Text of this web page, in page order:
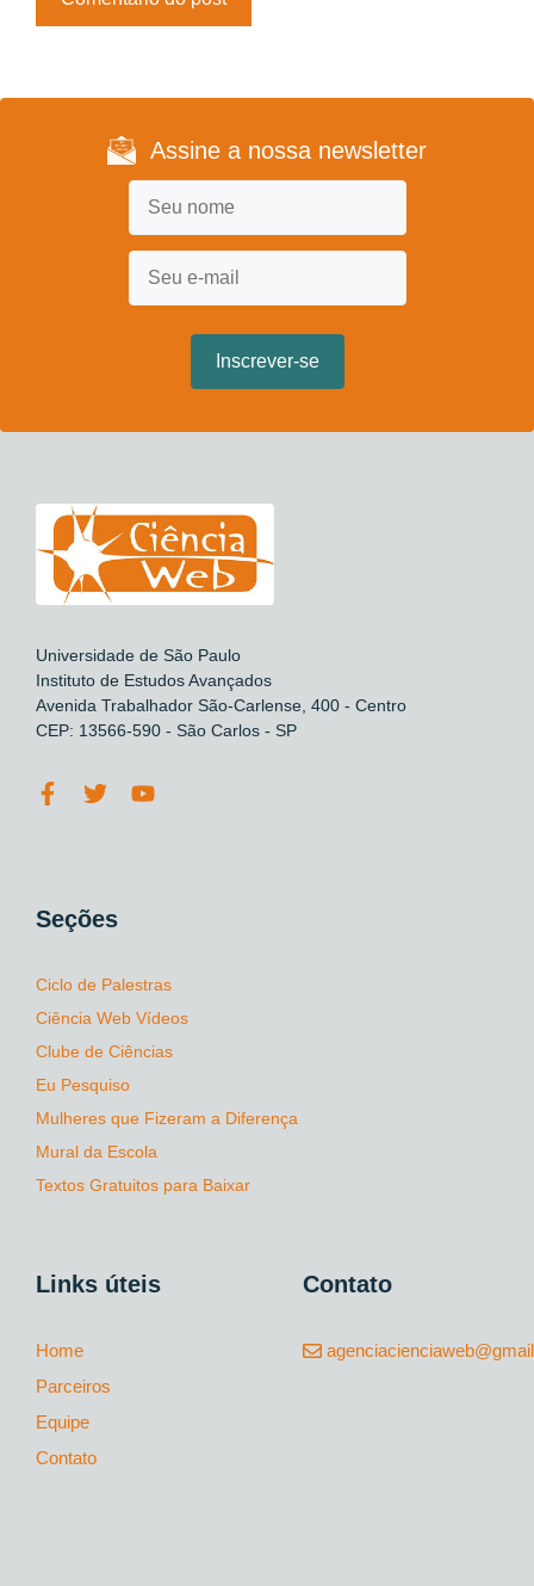
Assine a nossa newsletter
Universidade de São Paulo
Instituto de Estudos Avançados
Avenida Trabalhador São-Carlense, 400 - Centro
CEP: 13566-590 - São Carlos - SP
Seções
Ciclo de Palestras
Ciência Web Vídeos
Clube de Ciências
Eu Pesquiso
Mulheres que Fizeram a Diferença
Mural da Escola
Textos Gratuitos para Baixar
Links úteis
Home
Parceiros
Equipe
Contato
Contato